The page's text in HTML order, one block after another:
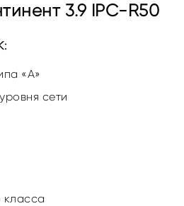
3.9 IPC-R50
«А»
сети
класса